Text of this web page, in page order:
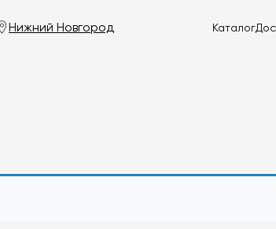
Нижний Новгород Каталог